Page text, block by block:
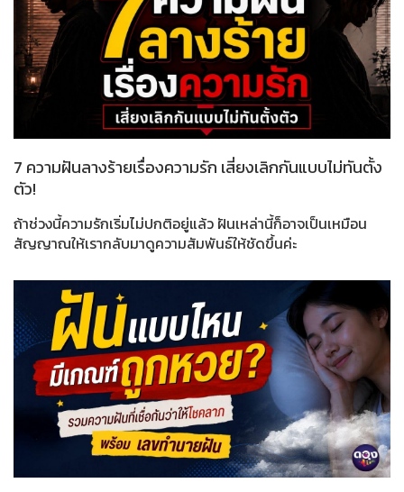
7 ความฝันลางร้ายเรื่องความรัก เสี่ยงเลิกกันแบบไม่ทันตั้ง
ตัว!
ถ้าช่วงนี้ความรักเริ่มไม่ปกติอยู่แล้ว ฝันเหล่านี้ก็อาจเป็นเหมือน
สัญญาณให้เรากลับมาดูความสัมพันธ์ให้ชัดขึ้นค่ะ